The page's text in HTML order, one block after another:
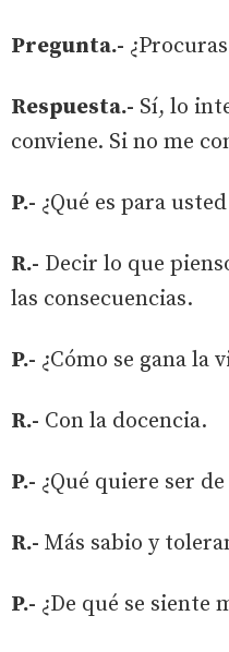
Pregunta.-
Respuesta.- Sí, lo
conviene. Si no me
P.- ¿Qué es para
R.- Decir lo que
las consecuencias.
P.- ¿Cómo se gana la
R.- Con la docencia.
P.- ¿Qué quiere ser
R.- Más sabio y
P.- ¿De qué se siente